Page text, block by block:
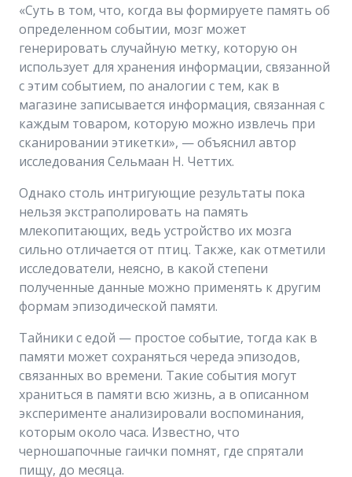
«Суть в том, что, когда вы формируете память об
определенном событии, мозг может
генерировать случайную метку, которую он
использует для хранения информации, связанной
с этим событием, по аналогии с тем, как в
магазине записывается информация, связанная с
каждым товаром, которую можно извлечь при
сканировании этикетки», — объяснил автор
исследования Сельмаан Н. Четтих.
Однако столь интригующие результаты пока
нельзя экстраполировать на память
млекопитающих, ведь устройство их мозга
сильно отличается от птиц. Также, как отметили
исследователи, неясно, в какой степени
полученные данные можно применять к другим
формам эпизодической памяти.
Тайники с едой — простое событие, тогда как в
памяти может сохраняться череда эпизодов,
связанных во времени. Такие события могут
храниться в памяти всю жизнь, а в описанном
эксперименте анализировали воспоминания,
которым около часа. Известно, что
черношапочные гаички помнят, где спрятали
пищу, до месяца.